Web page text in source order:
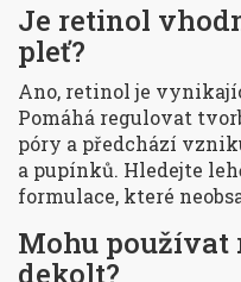
Je retinol
pleť?
Ano, retinol je
Pomáhá regulovat
póry a předchází
a pupínků. Hledejte
formulace, které
Mohu
dekolt?